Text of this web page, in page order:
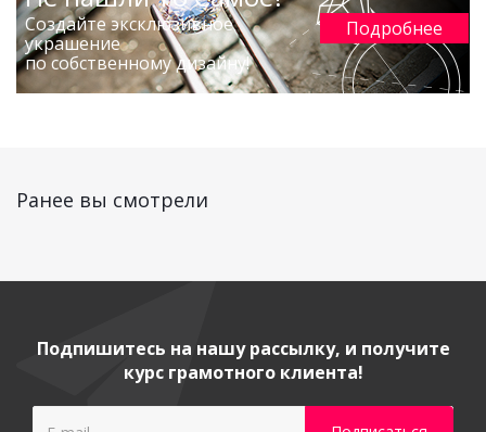
Создайте эксклюзивное
украшение
по собственному дизайну!
Подробнее
Ранее вы смотрели
Подпишитесь на нашу рассылку, и получите
курс грамотного клиента!